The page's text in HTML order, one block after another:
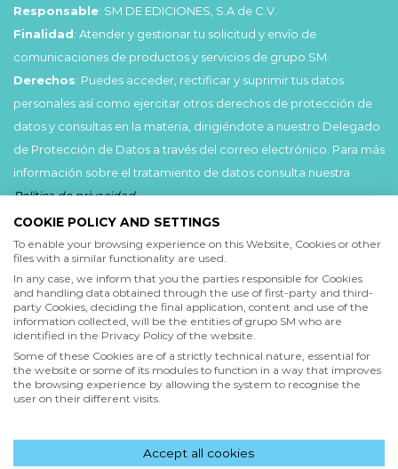
Responsable: SM DE EDICIONES, S.A de C.V.
Finalidad: Atender y gestionar tu solicitud y envío de
comunicaciones de productos y servicios de grupo SM.
Derechos: Puedes acceder, rectificar y suprimir tus datos
personales así como ejercitar otros derechos de protección de
datos y consultas en la materia, dirigiéndote a nuestro Delegado
de Protección de Datos a través del correo electrónico. Para más
información sobre el tratamiento de datos consulta nuestra
Política de privacidad.
He leído y acepto lasCondiciones de uso
Política de privacidad
Acepto
Deseo recibir comunicaciones comerciales de grupo SM
Enviar
COOKIE POLICY AND SETTINGS
To enable your browsing experience on this Website, Cookies or other
files with a similar functionality are used.
In any case, we inform that you the parties responsible for Cookies
and handling data obtained through the use of first-party and third-
party Cookies, deciding the final application, content and use of the
information collected, will be the entities of grupo SM who are
identified in the Privacy Policy of the website.
Some of these Cookies are of a strictly technical nature, essential for
the website or some of its modules to function in a way that improves
the browsing experience by allowing the system to recognise the
user on their different visits.
Accept all cookies